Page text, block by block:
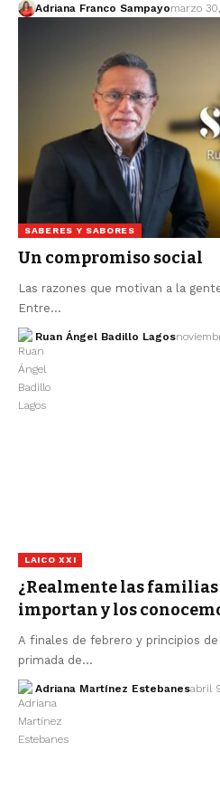
Adriana Franco Sampayomarzo
SABERES Y SABORES
Un compromiso social
Las razones que motivan a la
Entre…
Ruan Ángel Badillo Lagos
LAICO XXI
¿Realmente las familias
importan y los
A finales de febrero y principios
primada de…
Adriana Martínez Estebanesabril